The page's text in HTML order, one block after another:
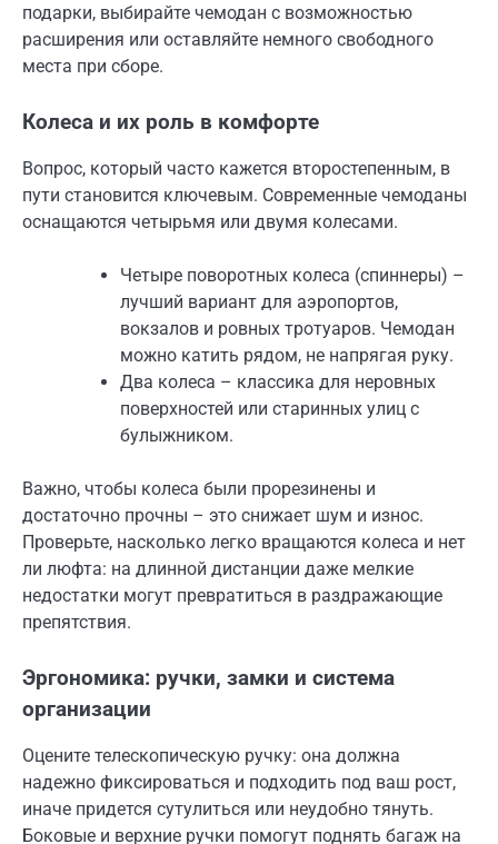
подарки, выбирайте чемодан с возможностью
расширения или оставляйте немного свободного
места при сборе.
Колеса и их роль в комфорте
Вопрос, который часто кажется второстепенным, в
пути становится ключевым. Современные чемоданы
оснащаются четырьмя или двумя колесами.
Четыре поворотных колеса (спиннеры) –
лучший вариант для аэропортов,
вокзалов и ровных тротуаров. Чемодан
можно катить рядом, не напрягая руку.
Два колеса – классика для неровных
поверхностей или старинных улиц с
булыжником.
Важно, чтобы колеса были прорезинены и
достаточно прочны – это снижает шум и износ.
Проверьте, насколько легко вращаются колеса и нет
ли люфта: на длинной дистанции даже мелкие
недостатки могут превратиться в раздражающие
препятствия.
Эргономика: ручки, замки и система
организации
Оцените телескопическую ручку: она должна
надежно фиксироваться и подходить под ваш рост,
иначе придется сутулиться или неудобно тянуть.
Боковые и верхние ручки помогут поднять багаж на